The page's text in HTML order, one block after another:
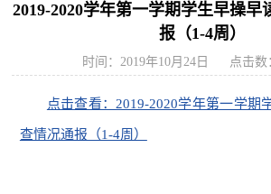
2019-2020学年第一学期学生早操早
报（1-4周）
时间：2019年10月24日 点击数
点击查看：2019-2020学年第一学期
查情况通报（1-4周）